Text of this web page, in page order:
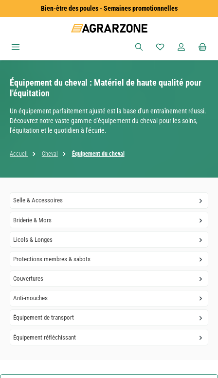
Passer au contenu principalBien-être des poules - Semaines promotionnelles
Vous avez 0
Équipement du cheval : Matériel de haute qualité pour
l'équitation
Un équipement parfaitement ajusté est la base d'un entraînement réussi.
Découvrez notre vaste gamme d'équipement du cheval pour les soins,
l'équitation et le quotidien à l'écurie.
Accueil Cheval Équipement du cheval
Selle & Accessoires
Briderie & Mors
Licols & Longes
Protections membres & sabots
Couvertures
Anti-mouches
Équipement de transport
Équipement réfléchissant